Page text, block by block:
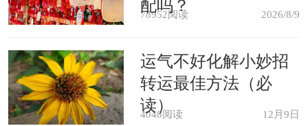
相较于能够稳定发展的事业运，戌
狗在这一年中的财运表现不是很好，或
配吗？
78952阅读 2026/8/9
运气不好化解小妙招
转运最佳方法（必
读）
4048阅读 12月9日